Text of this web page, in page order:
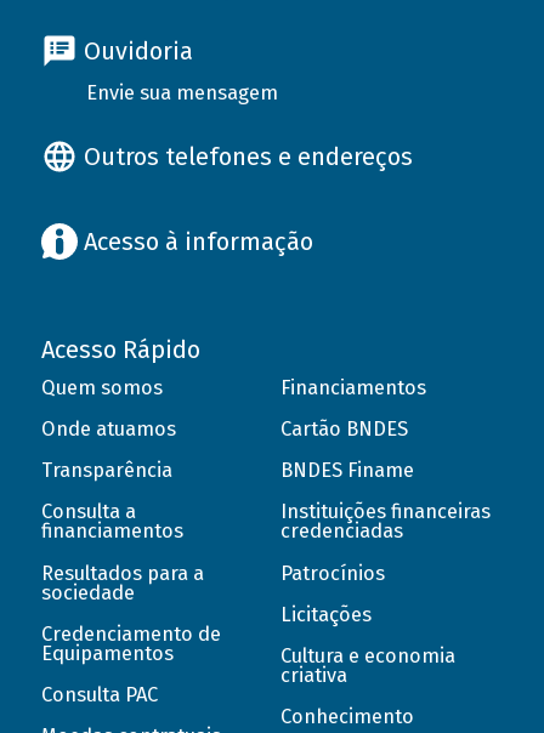
Ouvidoria
Envie sua mensagem
Outros telefones e endereços
Acesso à informação
Acesso Rápido
Quem somos
Onde atuamos
Transparência
Consulta a
financiamentos
Resultados para a
sociedade
Credenciamento de
Equipamentos
Consulta PAC
Financiamentos
Cartão BNDES
BNDES Finame
Instituições financeiras
credenciadas
Patrocínios
Licitações
Cultura e economia
criativa
Conhecimento